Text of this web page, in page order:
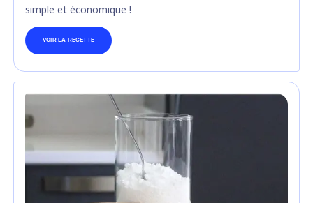
simple et économique !
VOIR LA RECETTE